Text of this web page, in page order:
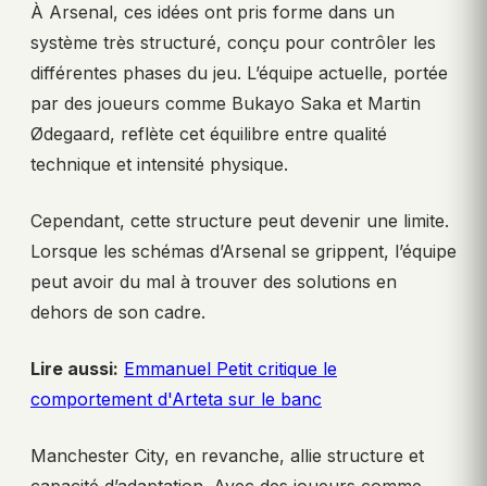
À Arsenal, ces idées ont pris forme dans un
système très structuré, conçu pour contrôler les
différentes phases du jeu. L’équipe actuelle, portée
par des joueurs comme Bukayo Saka et Martin
Ødegaard, reflète cet équilibre entre qualité
technique et intensité physique.
Cependant, cette structure peut devenir une limite.
Lorsque les schémas d’Arsenal se grippent, l’équipe
peut avoir du mal à trouver des solutions en
dehors de son cadre.
Lire aussi: Emmanuel Petit critique le
comportement d'Arteta sur le banc
Manchester City, en revanche, allie structure et